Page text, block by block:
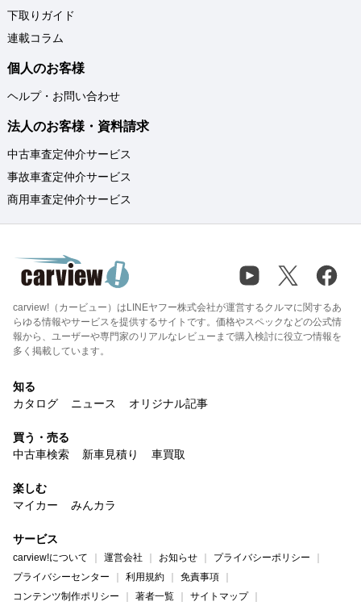
下取りガイド
連載コラム
個人のお客様
ヘルプ・お問い合わせ
法人のお客様・資料請求
中古車査定仲介サービス
事故車査定仲介サービス
商用車査定仲介サービス
carview!（カービュー）はLINEヤフー株式会社が運営するクルマに関するあ
らゆる情報やサービスを提供するサイトです。価格やスペックなどの公式情
報から、ユーザーや専門家のリアルなレビューまで購入検討に役立つ情報を
多く掲載しています。
知る
カタログ
ニュース オリジナル記事
買う・売る
中古車検索
新車見積り 車買取
楽しむ
マイカー
みんカラ
サービス
carview!について 運営会社 お知らせ
プライバシーポリシー
プライバシーセンター
利用規約
免責事項
コンテンツ制作ポリシー
著者一覧 サイトマップ